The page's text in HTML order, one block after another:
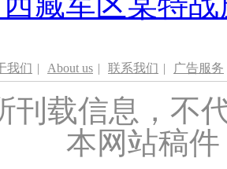
我们 | About us | 联系我们 | 广告服务
刊载信息，不
本网站稿